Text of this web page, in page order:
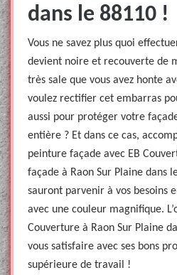
dans le 88110 !
Vous ne savez plus quoi
devient noire et recouverte de
très sale que vous avez honte
voulez rectifier cet embarras
aussi pour protéger votre
entière ? Et dans ce cas,
peinture façade avec EB
façade à Raon Sur Plaine dans
sauront parvenir à vos besoins
avec une couleur magnifique.
Couverture à Raon Sur Plaine
vous satisfaire avec ses bons
supérieure de travail !